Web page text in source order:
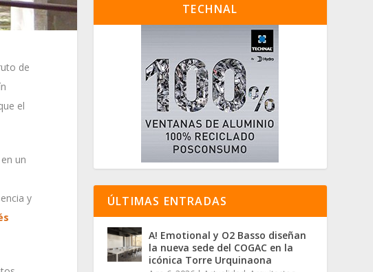
de
el
un
y
TECHNAL
ÚLTIMAS ENTRADAS
A! Emotional y O2 Basso diseñan
la nueva sede del COGAC en la
icónica Torre Urquinaona